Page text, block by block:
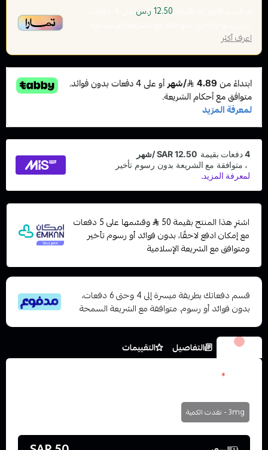
12.50 ر.س
اعرف أكثر
اشترِ هذا المنتج بقيمة 50
وقسّمها على 5 دفعات
مع إمكان ادفع لاحقًا، بدون فوائد أو رسوم تأخير
ومتوافق مع الشريعة الإسلامية
قسم دفعاتك بطريقة ميسرة إلى 4 وحتى 6 دفعات،
بدون فوائد أو رسوم. متوافقة مع الشريعة السمحة
الخيارات التفاصيل
التقييمات
*
3mg - نفدت الكمية